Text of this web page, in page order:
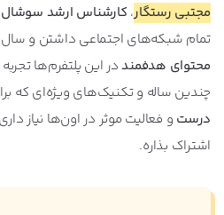
مجتبی رستگار، کارشناس ارشد سوشال
تمام شبکه‌های اجتماعی داشتن و
محتوای هدفمنددر این پلتفرم‌ها
چندین ساله و تکنیک‌های ویژه‌ای که
درست و فعالیت موثر در اون‌ها نیاز
اشتراک بذاره.